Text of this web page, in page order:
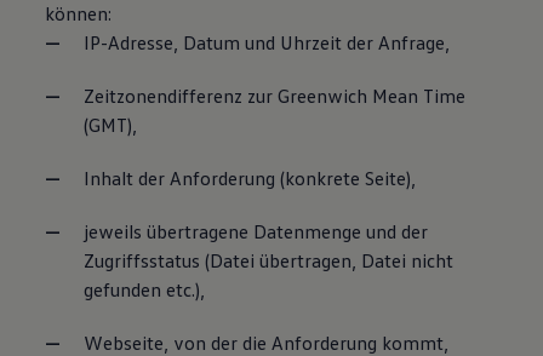
können:
IP-Adresse, Datum und Uhrzeit der Anfrage,
Zeitzonendifferenz zur Greenwich Mean Time
(GMT),
Inhalt der Anforderung (konkrete Seite),
jeweils übertragene Datenmenge und der
Zugriffsstatus (Datei übertragen, Datei nicht
gefunden etc.),
Webseite, von der die Anforderung kommt,